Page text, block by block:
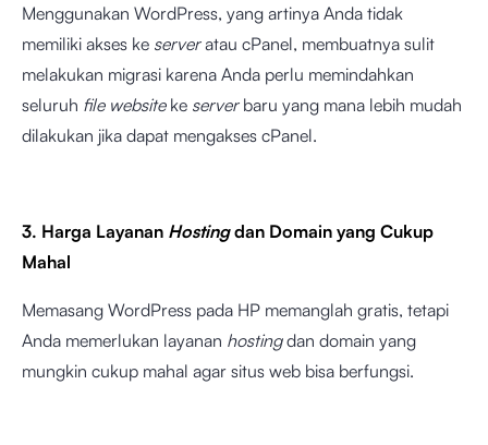
Menggunakan WordPress, yang artinya Anda tidak
memiliki akses ke serveratau cPanel, membuatnya sulit
melakukan migrasi karena Anda perlu memindahkan
seluruh file websiteke server baru yang mana lebih mudah
dilakukan jika dapat mengakses cPanel.
3. Harga Layanan Hostingdan Domain yang Cukup
Mahal
Memasang WordPress pada HP memanglah gratis, tetapi
Anda memerlukan layanan hostingdan domain yang
mungkin cukup mahal agar situs web bisa berfungsi.